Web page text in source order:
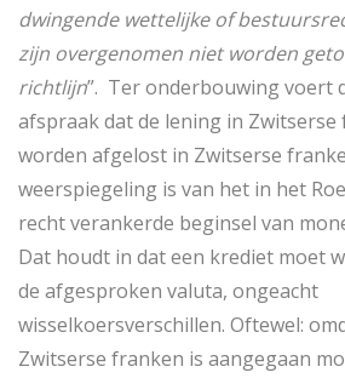
dwingende wettelijke of
zijn overgenomen niet worden
richtlijn”. Ter onderbouwing voert
afspraak dat de lening in
worden afgelost in Zwitserse
weerspiegeling is van het in het
recht verankerde beginsel van
Dat houdt in dat een krediet moet
de afgesproken valuta, ongeacht
wisselkoersverschillen. Oftewel:
Zwitserse franken is aangegaan